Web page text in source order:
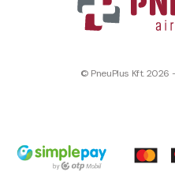
© PneuPlus Kft. 2026